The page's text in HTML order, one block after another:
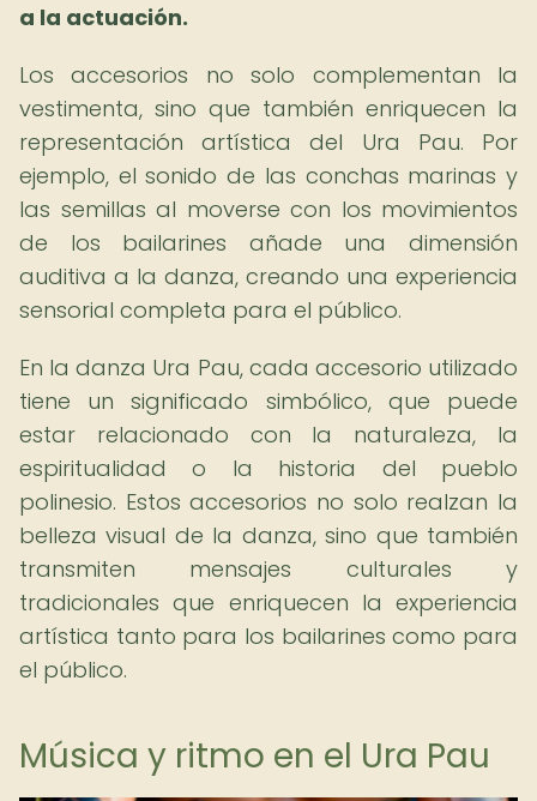
a la actuación.
Los accesorios no solo complementan la
vestimenta, sino que también enriquecen la
representación artística del Ura Pau. Por
ejemplo, el sonido de las conchas marinas y
las semillas al moverse con los movimientos
de los bailarines añade una dimensión
auditiva a la danza, creando una experiencia
sensorial completa para el público.
En la danza Ura Pau, cada accesorio utilizado
tiene un significado simbólico, que puede
estar relacionado con la naturaleza, la
espiritualidad o la historia del pueblo
polinesio. Estos accesorios no solo realzan la
belleza visual de la danza, sino que también
transmiten mensajes culturales y
tradicionales que enriquecen la experiencia
artística tanto para los bailarines como para
el público.
Música y ritmo en el Ura Pau